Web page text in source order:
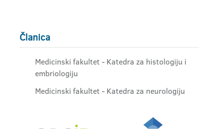
Članica
Medicinski fakultet - Katedra za histologiju i
embriologiju
Medicinski fakultet - Katedra za neurologiju